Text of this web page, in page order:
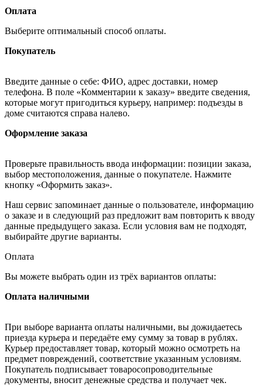
Оплата
Выберите оптимальный способ оплаты.
Покупатель
Введите данные о себе: ФИО, адрес доставки, номер
телефона. В поле «Комментарии к заказу» введите сведения,
которые могут пригодиться курьеру, например: подъезды в
доме считаются справа налево.
Оформление заказа
Проверьте правильность ввода информации: позиции заказа,
выбор местоположения, данные о покупателе. Нажмите
кнопку «Оформить заказ».
Наш сервис запоминает данные о пользователе, информацию
о заказе и в следующий раз предложит вам повторить к вводу
данные предыдущего заказа. Если условия вам не подходят,
выбирайте другие варианты.
Оплата
Вы можете выбрать один из трёх вариантов оплаты:
Оплата наличными
При выборе варианта оплаты наличными, вы дожидаетесь
приезда курьера и передаёте ему сумму за товар в рублях.
Курьер предоставляет товар, который можно осмотреть на
предмет повреждений, соответствие указанным условиям.
Покупатель подписывает товаросопроводительные
документы, вносит денежные средства и получает чек.